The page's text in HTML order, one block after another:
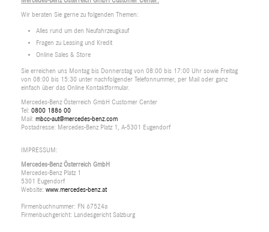
Wir beraten Sie gerne zu folgenden Themen:
Alles rund um den Neufahrzeugkauf
Fragen zu Leasing und Kredit
Online Sales & Store
Sie erreichen uns Montag bis Donnerstag von 08:00 bis 17:00 Uhr sowie Freitag
von 08:00 bis 15:30 unter nachfolgender Telefonnummer, per Mail oder ganz
einfach über das Online Kontaktformular.
Mercedes-Benz Österreich GmbH Customer Center
Tel: 0800 1886 00
Mail: mbcc-aut@mercedes-benz.com
Postadresse: Mercedes-Benz Platz 1, A-5301 Eugendorf
IMPRESSUM:
Mercedes-Benz Österreich GmbH
Mercedes-Benz Platz 1
5301 Eugendorf
Website: www.mercedes-benz.at
Firmenbuchnummer: FN 67524a
Firmenbuchgericht: Landesgericht Salzburg